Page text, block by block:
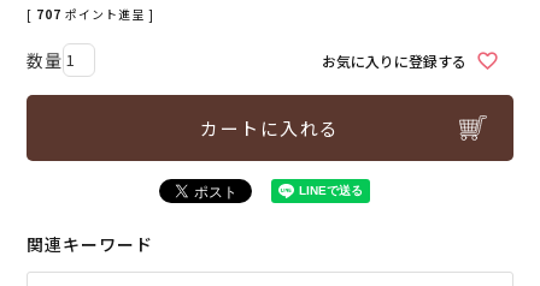
[ 707 ポイント進呈 ]
お気に入りに登録する
カートに入れる
関連キーワード